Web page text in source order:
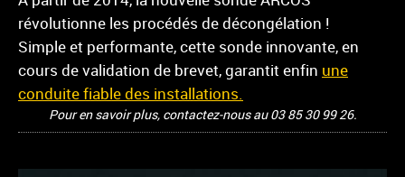
révolutionne les procédés de décongélation !
Simple et performante, cette sonde innovante, en
cours de validation de brevet, garantit enfin une
conduite fiable des installations.
Pour en savoir plus, contactez-nous au 03 85 30 99 26.